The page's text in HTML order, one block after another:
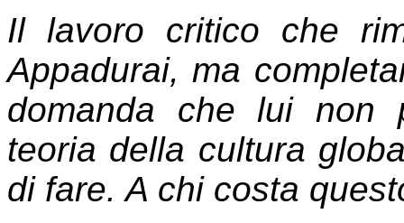
Il lavoro critico che
Appadurai, ma
domanda che lui non
teoria della cultura
di fare. A chi costa